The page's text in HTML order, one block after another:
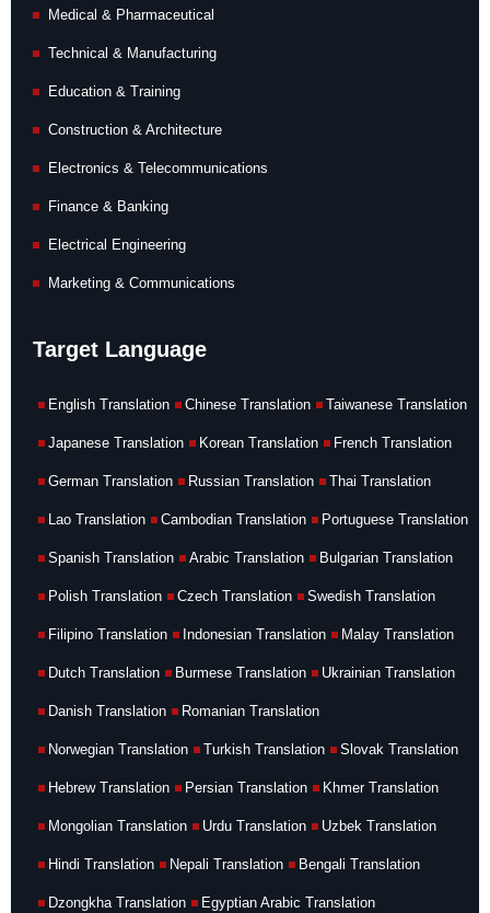
Medical & Pharmaceutical
Technical & Manufacturing
Education & Training
Construction & Architecture
Electronics & Telecommunications
Finance & Banking
Electrical Engineering
Marketing & Communications
Target Language
English Translation Chinese Translation Taiwanese Translation
Japanese Translation Korean Translation French Translation
German Translation Russian Translation Thai Translation
Lao Translation Cambodian Translation Portuguese Translation
Spanish Translation Arabic Translation Bulgarian Translation
Polish Translation Czech Translation Swedish Translation
Filipino Translation Indonesian Translation Malay Translation
Dutch Translation Burmese Translation Ukrainian Translation
Danish Translation Romanian Translation
Norwegian Translation Turkish Translation Slovak Translation
Hebrew Translation Persian Translation Khmer Translation
Mongolian Translation Urdu Translation Uzbek Translation
Hindi Translation Nepali Translation Bengali Translation
Dzongkha Translation Egyptian Arabic Translation